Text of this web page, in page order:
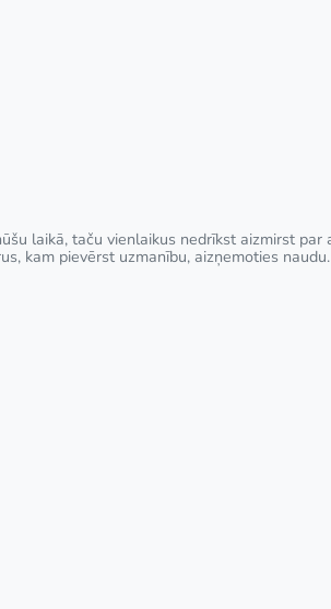
laikā, taču vienlaikus nedrīkst aizmirst
kam pievērst uzmanību, aizņemoties naudu.